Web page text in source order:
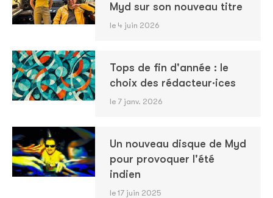
Myd sur son nouveau titre
le 4 juin 2026
Tops de fin d'année : le
choix des rédacteur·ices
le 7 janv. 2026
Un nouveau disque de Myd
pour provoquer l'été
indien
le 17 juin 2025